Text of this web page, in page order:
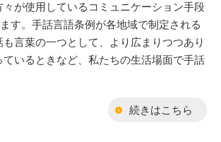
が使用しているコミュニケーション手段
す。手話言語条例が各地域で制定される
も言葉の一つとして、より広まりつつあり
ているときなど、私たちの生活場面で手話
続きはこちら